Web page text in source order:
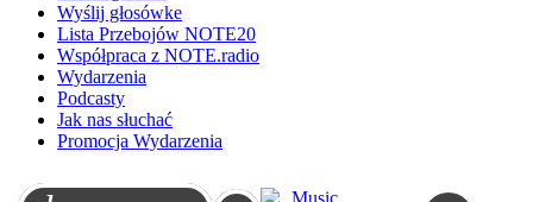
Wyślij głosówke
Lista Przebojów NOTE20
Współpraca z NOTE.radio
Wydarzenia
Podcasty
Jak nas słuchać
Promocja Wydarzenia